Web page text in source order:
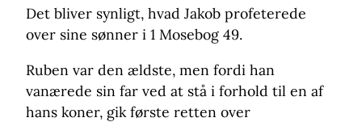
Det bliver synligt, hvad Jakob profeterede
over sine sønner i 1 Mosebog 49.
Ruben var den ældste, men fordi han
vanærede sin far ved at stå i forhold til en af
hans koner, gik første retten over